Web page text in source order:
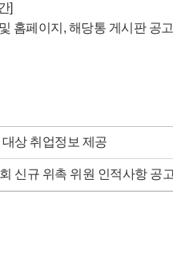
]
홈페이지, 해당통 게시판 공고
상 취업정보 제공
신규 위촉 위원 인적사항 공고